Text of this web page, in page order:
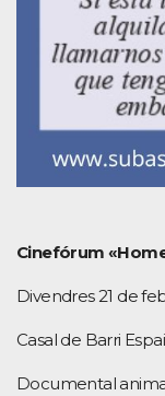
Cinefórum
Divendres 21 de
Casal de Barri
Documental